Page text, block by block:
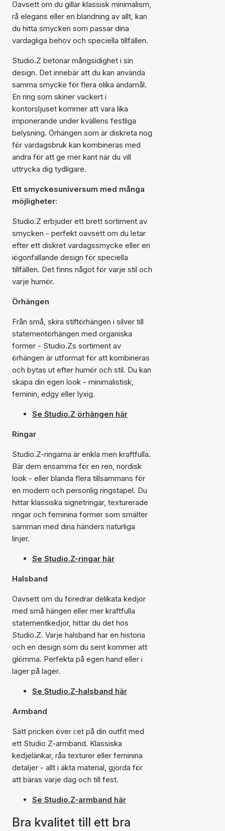
Oavsett om du gillar klassisk minimalism,
rå elegans eller en blandning av allt, kan
du hitta smycken som passar dina
vardagliga behov och speciella tillfällen.
Studio.Z betonar mångsidighet i sin
design. Det innebär att du kan använda
samma smycke för flera olika ändamål.
En ring som skiner vackert i
kontorsljuset kommer att vara lika
imponerande under kvällens festliga
belysning. Örhängen som är diskreta nog
för vardagsbruk kan kombineras med
andra för att ge mer kant när du vill
uttrycka dig tydligare.
Ett smyckesuniversum med många
möjligheter:
Studio.Z erbjuder ett brett sortiment av
smycken - perfekt oavsett om du letar
efter ett diskret vardagssmycke eller en
iögonfallande design för speciella
tillfällen. Det finns något för varje stil och
varje humör.
Örhängen
Från små, skira stiftörhängen i silver till
statementörhängen med organiska
former - Studio.Zs sortiment av
örhängen är utformat för att kombineras
och bytas ut efter humör och stil. Du kan
skapa din egen look - minimalistisk,
feminin, edgy eller lyxig.
Se Studio.Z örhängen här
Ringar
Studio.Z-ringarna är enkla men kraftfulla.
Bär dem ensamma för en ren, nordisk
look - eller blanda flera tillsammans för
en modern och personlig ringstapel. Du
hittar klassiska signetringar, texturerade
ringar och feminina former som smälter
samman med dina händers naturliga
linjer.
Se Studio.Z-ringar här
Halsband
Oavsett om du föredrar delikata kedjor
med små hängen eller mer kraftfulla
statementkedjor, hittar du det hos
Studio.Z. Varje halsband har en historia
och en design som du sent kommer att
glömma. Perfekta på egen hand eller i
lager på lager.
Se Studio.Z-halsband här
Armband
Sätt pricken över i:et på din outfit med
ett Studio Z-armband. Klassiska
kedjelänkar, råa texturer eller feminina
detaljer - allt i äkta material, gjorda för
att bäras varje dag och till fest.
Se Studio.Z-armband här
Bra kvalitet till ett bra